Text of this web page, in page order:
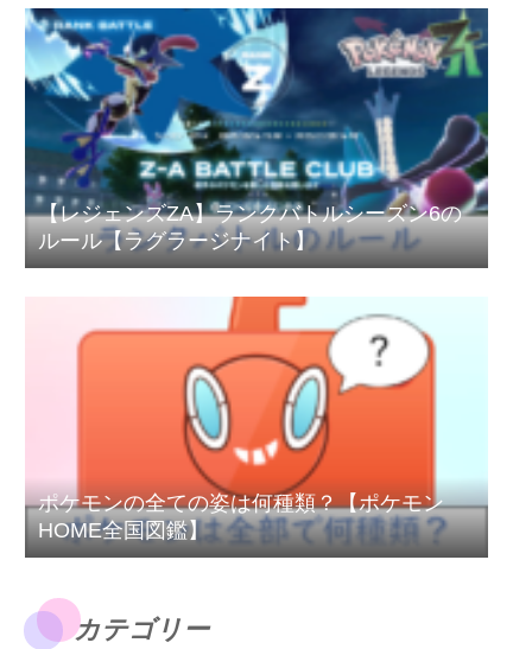
【レジェンズZA】ランクバトルシーズン6の
ルール【ラグラージナイト】
ポケモンの全ての姿は何種類？【ポケモン
HOME全国図鑑】
カテゴリー